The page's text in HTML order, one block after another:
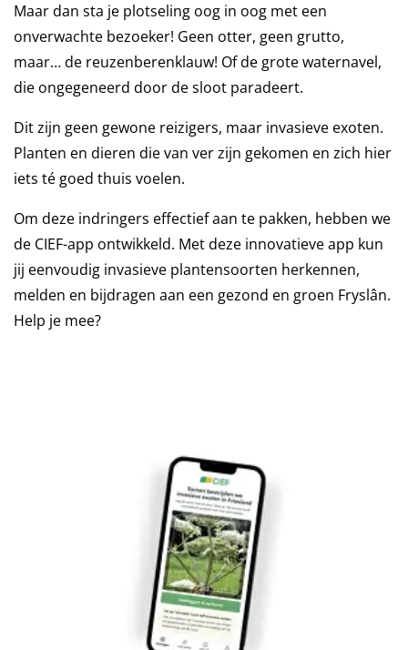
Maar dan sta je plotseling oog in oog met een
onverwachte bezoeker! Geen otter, geen grutto,
maar… de reuzenberenklauw! Of de grote waternavel,
die ongegeneerd door de sloot paradeert.
Dit zijn geen gewone reizigers, maar invasieve exoten.
Planten en dieren die van ver zijn gekomen en zich hier
iets té goed thuis voelen.
Om deze indringers effectief aan te pakken, hebben we
de CIEF-app ontwikkeld. Met deze innovatieve app kun
jij eenvoudig invasieve plantensoorten herkennen,
melden en bijdragen aan een gezond en groen Fryslân.
Help je mee?